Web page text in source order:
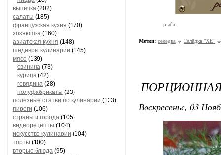
выпечка (202)
салаты (185)
французская кухня (170)
хозяюшка (160)
азиатская кухня (148)
шедевры кулинарии (145)
мясо (139)
свинина (73)
курица (42)
говядина (28)
полуфабрикаты (23)
полезные статьи по кулинарии (133)
пироги (106)
страны и города (105)
видеорецепты (104)
искусство кулинарии (104)
торты (100)
вторые блюда (95)
рыба
Метки: селедка Селёдка "ХЕ"
Воскресенье, 03